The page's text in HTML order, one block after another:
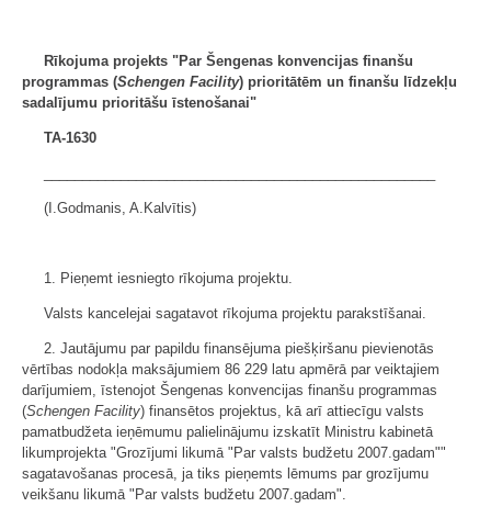
Rīkojuma projekts "Par Šengenas konvencijas finanšu
programmas (Schengen Facility) prioritātēm un finanšu līdzekļu
sadalījumu prioritāšu īstenošanai"
TA-1630
(I.Godmanis, A.Kalvītis)
1. Pieņemt iesniegto rīkojuma projektu.
Valsts kancelejai sagatavot rīkojuma projektu parakstīšanai.
2. Jautājumu par papildu finansējuma piešķiršanu pievienotās
vērtības nodokļa maksājumiem 86 229 latu apmērā par veiktajiem
darījumiem, īstenojot Šengenas konvencijas finanšu programmas
(Schengen Facility) finansētos projektus, kā arī attiecīgu valsts
pamatbudžeta ieņēmumu palielinājumu izskatīt Ministru kabinetā
likumprojekta "Grozījumi likumā "Par valsts budžetu 2007.gadam""
sagatavošanas procesā, ja tiks pieņemts lēmums par grozījumu
veikšanu likumā "Par valsts budžetu 2007.gadam".